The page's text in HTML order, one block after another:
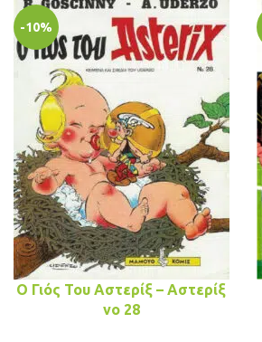
-10%
Ο Γιός Του Αστερίξ – Αστερίξ
νo 28